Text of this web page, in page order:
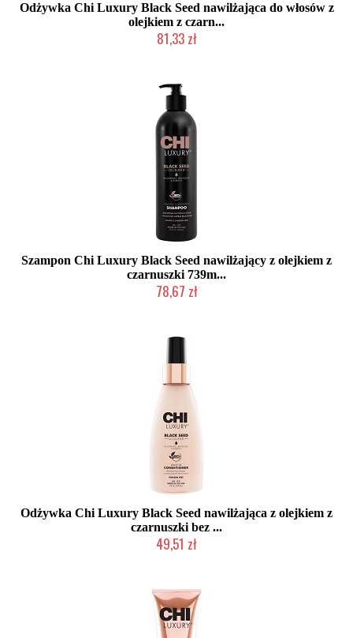
Odżywka Chi Luxury Black Seed nawilżająca do włosów z
olejkiem z czarn...
81,33 zł
Szampon Chi Luxury Black Seed nawilżający z olejkiem z
czarnuszki 739m...
78,67 zł
Odżywka Chi Luxury Black Seed nawilżająca z olejkiem z
czarnuszki bez ...
49,51 zł